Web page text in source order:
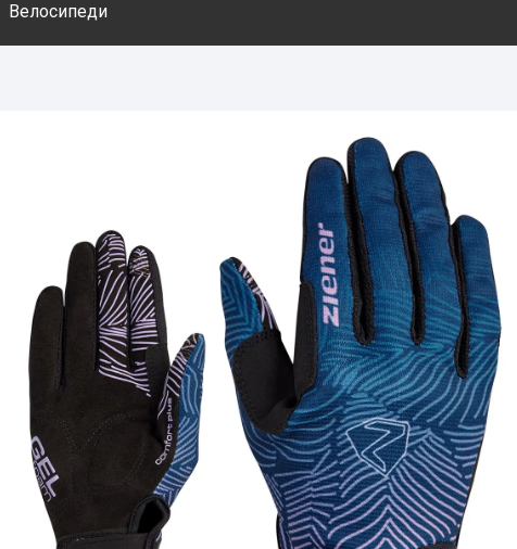
Велосипеди